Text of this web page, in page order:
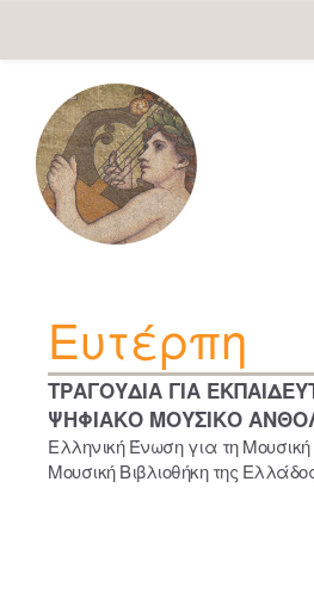
navigation
Ευτέρπη
ΤΡΑΓΟΥΔΙΑ ΓΙΑ
ΨΗΦΙΑΚΟ ΜΟΥΣΙΚΟ
Ελληνική Ένωση για τη
Μουσική Βιβλιοθήκη της